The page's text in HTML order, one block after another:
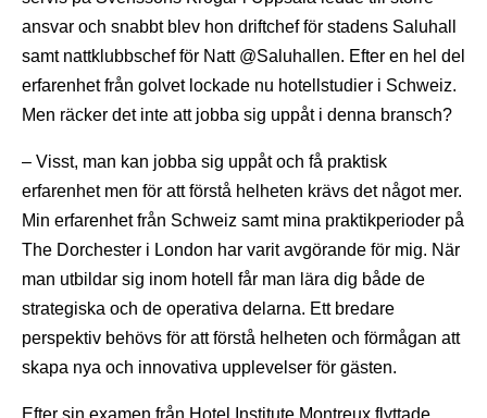
ansvar och snabbt blev hon driftchef för stadens Saluhall
samt nattklubbschef för Natt @Saluhallen. Efter en hel del
erfarenhet från golvet lockade nu hotellstudier i Schweiz.
Men räcker det inte att jobba sig uppåt i denna bransch?
– Visst, man kan jobba sig uppåt och få praktisk
erfarenhet men för att förstå helheten krävs det något mer.
Min erfarenhet från Schweiz samt mina praktikperioder på
The Dorchester i London har varit avgörande för mig. När
man utbildar sig inom hotell får man lära dig både de
strategiska och de operativa delarna. Ett bredare
perspektiv behövs för att förstå helheten och förmågan att
skapa nya och innovativa upplevelser för gästen.